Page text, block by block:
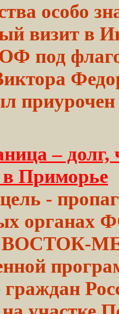
особо
визит в
под
приурочен
– долг,
в Приморье
-
органах
ВОСТОК-
граждан